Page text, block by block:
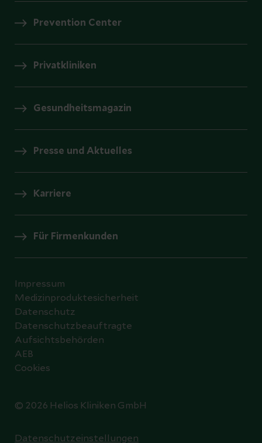
Prevention Center
Privatkliniken
Gesundheitsmagazin
Presse und Aktuelles
Karriere
Für Firmenkunden
© 2026 Helios Kliniken GmbH
Impressum
Medizinproduktesicherheit
Datenschutz
Datenschutzbeauftragte
Aufsichtsbehörden
AEB
Cookies
Datenschutzeinstellungen